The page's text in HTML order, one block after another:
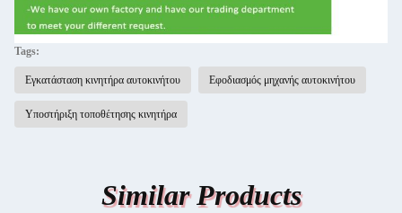
Tags:
Εγκατάσταση κινητήρα αυτοκινήτου Εφοδιασμός μηχανής αυτοκινήτου
Υποστήριξη τοποθέτησης κινητήρα
Similar Products